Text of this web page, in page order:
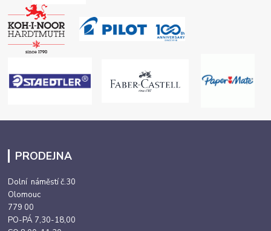
PRODEJNA
Dolní náměstí č.30
Olomouc
779 00
PO-PÁ 7,30-18,00